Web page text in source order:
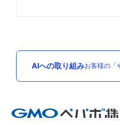
AIへの取り組みお客様の「